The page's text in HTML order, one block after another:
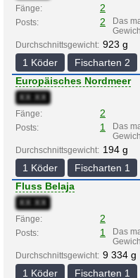
Fänge:
2
Posts: 2
Das
Durchschnittsgewicht: 923 g
1 Köder
Fischarten 2
Europäisches Nordmeer
XX:XX
Fänge:
2
Posts: 1
Das
Durchschnittsgewicht: 194 g
1 Köder
Fischarten 1
Fluss Belaja
XX:XX
Fänge:
2
Posts: 1
Das
Durchschnittsgewicht: 9 334 g
1 Köder
Fischarten 1